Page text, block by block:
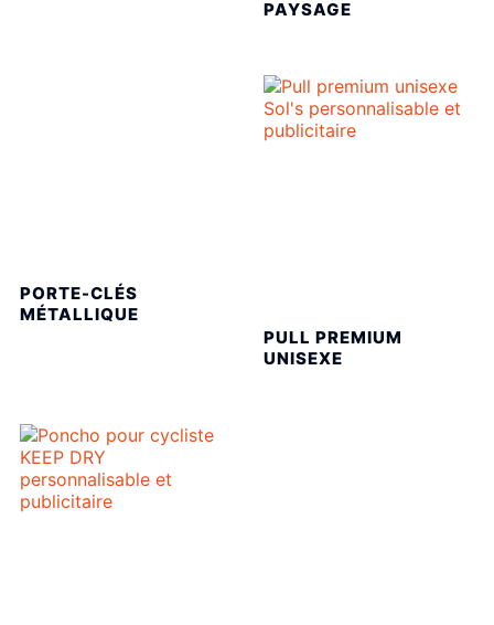
PAYSAGE
PORTE-CLÉS
MÉTALLIQUE
PULL PREMIUM
UNISEXE